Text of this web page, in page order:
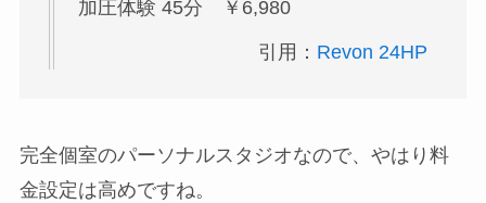
加圧体験 45分 ￥6,980
引用： Revon 24HP
完全個室のパーソナルスタジオなので、やはり料
金設定は高めですね。